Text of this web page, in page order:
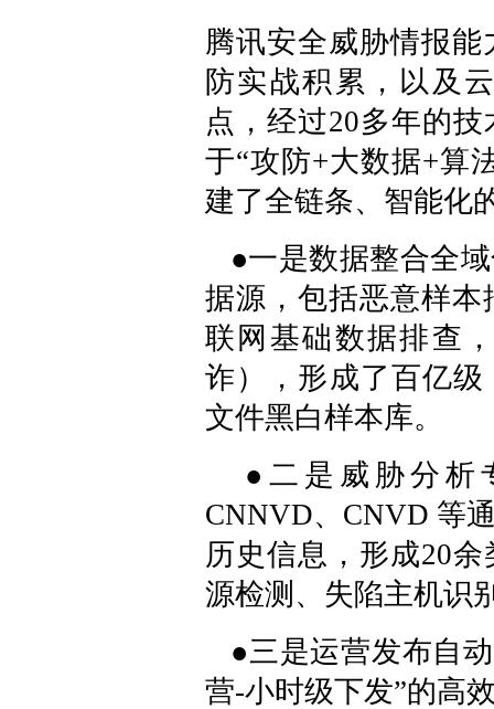
腾讯安全威胁情报
防实战积累，以及
点，经过20多年的
于“攻防+大数据+算
建了全链条、智能化
●一是数据整合全
据源，包括恶意样
联网基础数据排查
诈），形成了百亿
文件黑白样本库。
●二是威胁分析
CNNVD、CNVD 等
历史信息，形成20
源检测、失陷主机识
●三是运营发布自
营-小时级下发”的高